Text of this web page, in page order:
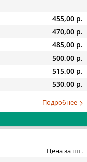
455,00 р.
470,00 р.
485,00 р.
500,00 р.
515,00 р.
530,00 р.
Подробнее
Цена за шт.